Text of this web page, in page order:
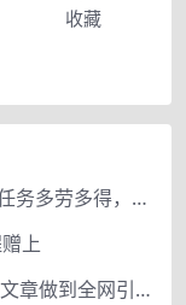
收藏
赏帮赚悬赏奖励到账200元，悬赏任务多劳多得，人人可做。
上
网创公众号个人ip项目，仅用一篇文章做到全网引流！